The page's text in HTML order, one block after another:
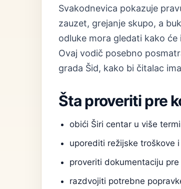
Svakodnevica pokazuje
zauzet, grejanje skupo, a
odluke mora gledati kako
Ovaj vodič posebno
grada Šid, kako bi čitalac
Šta proveriti pre
obići Širi centar u više
uporediti režijske troškove
proveriti dokumentaciju
razdvojiti potrebne